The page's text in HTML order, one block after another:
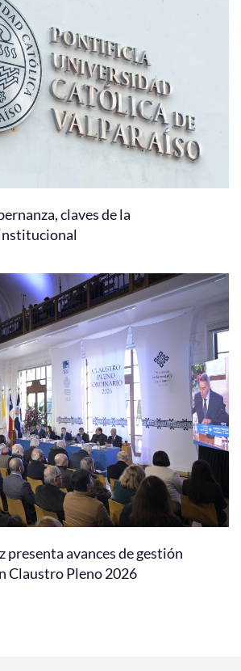
claves de la
presenta avances de gestión
Claustro Pleno 2026